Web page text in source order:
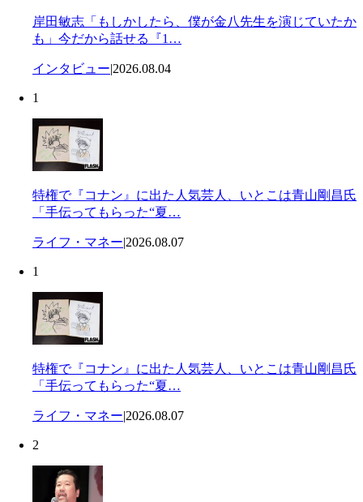
岸田敏志「もしかしたら、僕が金八先生を演じていたか
も」今だから話せる『1…
インタビュー|2026.08.04
1
特権で『コナン』に出た人気芸人、いとこは青山剛昌氏
「手伝ってもらった“夏…
ライフ・マネー|2026.08.07
1
特権で『コナン』に出た人気芸人、いとこは青山剛昌氏
「手伝ってもらった“夏…
ライフ・マネー|2026.08.07
2